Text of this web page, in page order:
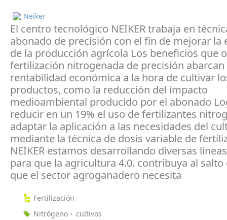
Neiker
El centro tecnológico NEIKER trabaja en
abonado de precisión con el fin de mejorar la
de la producción agrícola Los beneficios que
fertilización nitrogenada de precisión
rentabilidad económica a la hora de cultivar
productos, como la reducción del impacto
medioambiental producido por el abonado
reducir en un 19% el uso de fertilizantes
adaptar la aplicación a las necesidades del
mediante la técnica de dosis variable de
NEIKER estamos desarrollando diversas
para que la agricultura 4.0. contribuya al
que el sector agroganadero necesita
Fertilización
Nitrógeno
cultivos